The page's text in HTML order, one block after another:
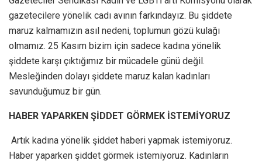
gazetecilere yönelik cadı avının farkındayız. Bu şiddete
maruz kalmamızın asıl nedeni, toplumun gözü kulağı
olmamız. 25 Kasım bizim için sadece kadına yönelik
şiddete karşı çıktığımız bir mücadele günü değil.
Mesleğinden dolayı şiddete maruz kalan kadınları
savunduğumuz bir gün.
HABER YAPARKEN ŞİDDET GÖRMEK İSTEMİYORUZ
Artık kadına yönelik şiddet haberi yapmak istemiyoruz.
Haber yaparken şiddet görmek istemiyoruz. Kadınların